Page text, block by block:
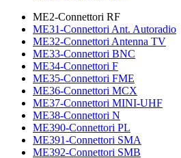
ME2-Connettori RF
ME31-Connettori Ant. Autoradio
ME32-Connettori Antenna TV
ME33-Connettori BNC
ME34-Connettori F
ME35-Connettori FME
ME36-Connettori MCX
ME37-Connettori MINI-UHF
ME38-Connettori N
ME390-Connettori PL
ME391-Connettori SMA
ME392-Connettori SMB